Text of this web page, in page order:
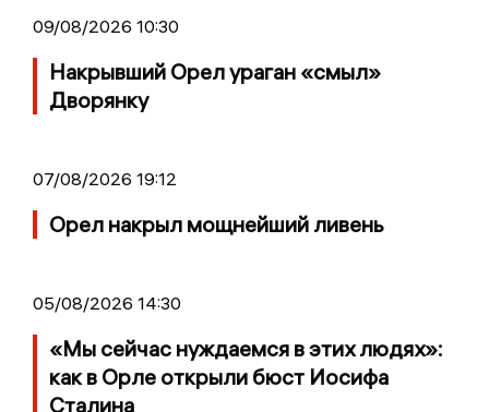
09/08/2026 10:30
Накрывший Орел ураган «смыл»
Дворянку
07/08/2026 19:12
Орел накрыл мощнейший ливень
05/08/2026 14:30
«Мы сейчас нуждаемся в этих людях»:
как в Орле открыли бюст Иосифа
Сталина